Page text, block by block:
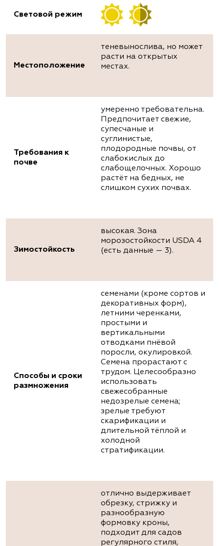
Световой режим
Местоположение
теневынослива, но может
расти на открытых
местах.
Требования к
почве
умеренно требовательна.
Предпочитает свежие,
супесчаные и
суглинистые,
плодородные почвы, от
слабокислых до
слабощелочных. Хорошо
растёт на бедных, не
слишком сухих почвах.
Зимостойкость
высокая. Зона
морозостойкости USDA 4
(есть данные — 3).
Способы и сроки
размножения
семенами (кроме сортов и
декоративных форм),
летними черенками,
простыми и
вертикальными
отводками пнёвой
поросли, окулировкой.
Семена прорастают с
трудом. Целесообразно
использовать
свежесобранные
недозрелые семена;
зрелые требуют
скарификации и
длительной тёплой и
холодной
стратификации.
отлично выдерживает
обрезку, стрижку и
разнообразную
формовку кроны,
подходит для садов
регулярного стиля,